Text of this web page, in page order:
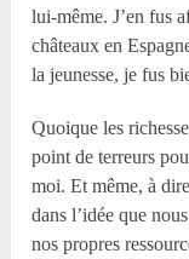
lui-même. J’en fus
châteaux en
la jeunesse, je fus
Quoique les
point de terreurs
moi. Et même, à
dans l’idée que
nos propres